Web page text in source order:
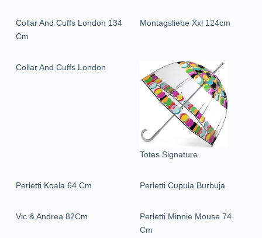
Collar And Cuffs London 134
Cm
Montagsliebe Xxl 124cm
Collar And Cuffs London
Totes Signature
Perletti Koala 64 Cm Perletti Cupula Burbuja
Vic & Andrea 82Cm
Perletti Minnie Mouse 74
Cm